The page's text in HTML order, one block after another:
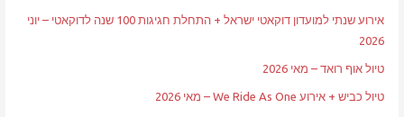
אירוע שנתי למועדון דוקאטי ישראל + התחלת חגיגות 100 שנה לדוקאטי – יוני
2026
טיול אוף רואד – מאי 2026
טיול כביש + אירוע We Ride As One – מאי 2026